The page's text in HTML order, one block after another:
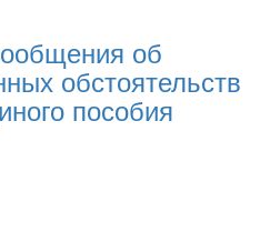
об
обстоятельств
пособия